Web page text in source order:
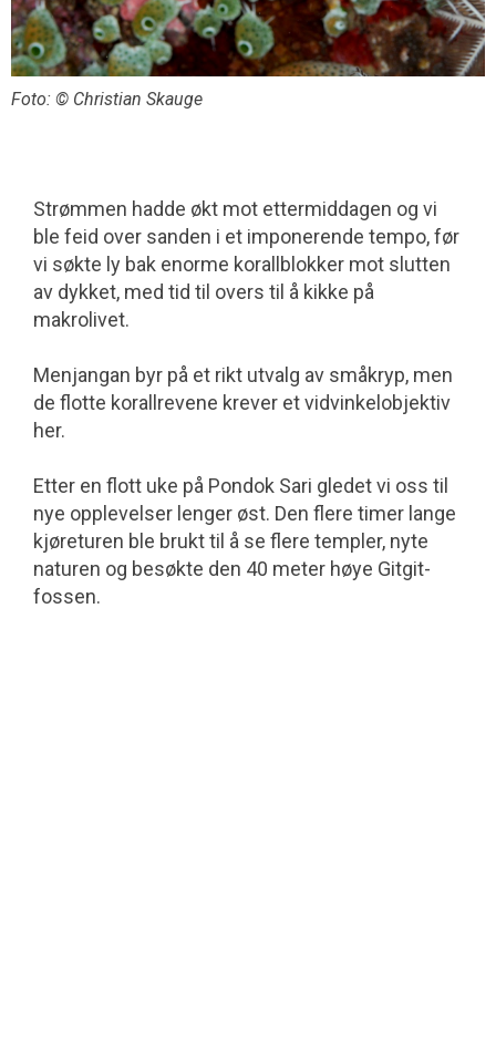
Foto: © Christian Skauge
Strømmen hadde økt mot ettermiddagen og vi
ble feid over sanden i et impo­nerende tempo, før
vi søkte ly bak enorme korallblokker mot slutten
av dykket, med tid til overs til å kikke på
makrolivet.
Menjangan byr på et rikt utvalg av småkryp, men
de flotte korallrevene krever et vidvinkelobjektiv
her.
Etter en flott uke på Pondok Sari gledet vi oss til
nye opplevelser lenger øst. Den flere timer lange
kjøreturen ble brukt til å se flere templer, nyte
naturen og besøkte den 40 meter høye Gitgit-
fossen.